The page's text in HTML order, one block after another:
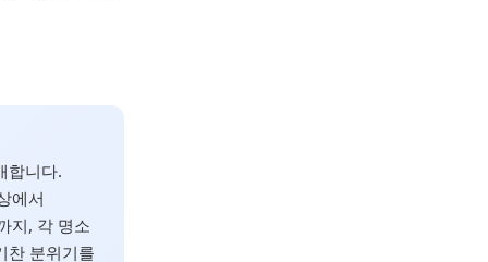
합니다.
에서
지, 각 명소
찬 분위기를